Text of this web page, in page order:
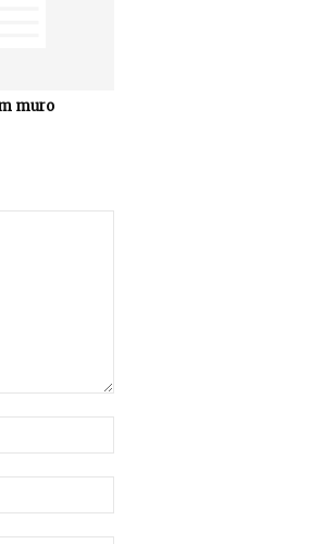
muro